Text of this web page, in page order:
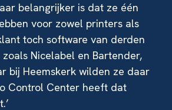
belangrijker is dat ze één
voor zowel printers als
toch software van derden
Nicelabel en Bartender,
bij Heemskerk wilden ze daar
Control Center heeft dat